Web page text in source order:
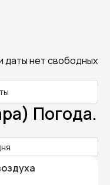
даты нет свободных
Погода.